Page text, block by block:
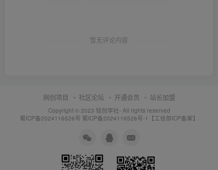
暂无评论内容
网创项目 社区论坛 开通会员 站长加盟
Copyright © 2023 铭创学社- All rights reserved
蜀ICP备2024116526号 蜀ICP备2024116526号-1【工信部ICP备案】